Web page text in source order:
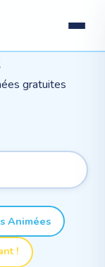
gratuites
Animées
!